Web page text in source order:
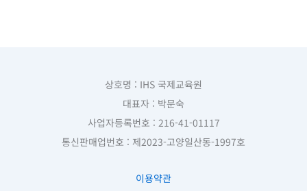
상호명 : IHS 국제교육원
대표자 : 박문숙
사업자등록번호 : 216-41-01117
통신판매업번호 : 제2023-고양일산동-1997호
이용약관